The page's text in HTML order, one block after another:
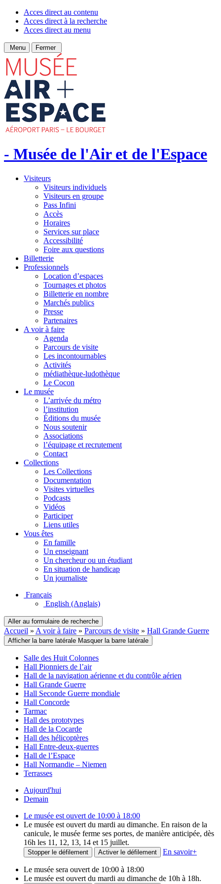
Acces direct au contenu
Acces direct à la recherche
Acces direct au menu
Menu Fermer
- Musée de l'Air et de l'Espace
Visiteurs
Visiteurs individuels
Visiteurs en groupe
Pass Infini
Accès
Horaires
Services sur place
Accessibilité
Foire aux questions
Billetterie
Professionnels
Location d’espaces
Tournages et photos
Billetterie en nombre
Marchés publics
Presse
Partenaires
A voir à faire
Agenda
Parcours de visite
Les incontournables
Activités
médiathèque-ludothèque
Le Cocon
Le musée
L’arrivée du métro
l’institution
Éditions du musée
Nous soutenir
Associations
l’équipage et recrutement
Contact
Collections
Les Collections
Documentation
Visites virtuelles
Podcasts
Vidéos
Participer
Liens utiles
Vous êtes
En famille
Un enseignant
Un chercheur ou un étudiant
En situation de handicap
Un journaliste
Français
English (Anglais)
Aller au formulaire de recherche
Accueil » A voir à faire » Parcours de visite » Hall Grande Guerre
Afficher la barre latérale Masquer la barre latérale
Salle des Huit Colonnes
Hall Pionniers de l’air
Hall de la navigation aérienne et du contrôle aérien
Hall Grande Guerre
Hall Seconde Guerre mondiale
Hall Concorde
Tarmac
Hall des prototypes
Hall de la Cocarde
Hall des hélicoptères
Hall Entre-deux-guerres
Hall de l’Espace
Hall Normandie – Niemen
Terrasses
Aujourd'hui
Demain
Le musée est ouvert de 10:00 à 18:00
Le musée est ouvert du mardi au dimanche. En raison de la
canicule, le musée ferme ses portes, de manière anticipée, dès
16h les 11, 12, 13, 14 et 15 juillet.
Stopper le défilement Activer le défilement En savoir+
Le musée sera ouvert de 10:00 à 18:00
Le musée est ouvert du mardi au dimanche de 10h à 18h.